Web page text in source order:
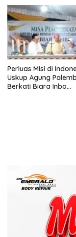
Batak
Perluas Misi di
Uskup Agung
Berkati Biara Inbo